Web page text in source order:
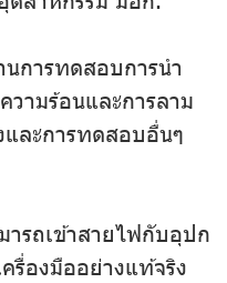
การทดสอบการนํา
ามร้อนและการลาม
ละการทดสอบอื่นๆ
ารถเข้าสายไฟกับอุปก
รื่องมืออย่างแท้จริง